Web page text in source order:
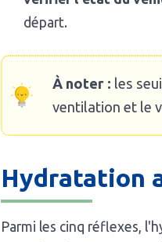
départ.
À noter : les
ventilation et le
Hydratation
Parmi les cinq réflexes,